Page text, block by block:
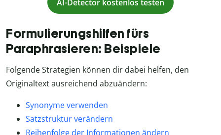
AI-Detector kostenlos testen
Formulierungshilfen fürs
Paraphrasieren: Beispiele
Folgende Strategien können dir dabei helfen, den
Originaltext ausreichend abzuändern:
Synonyme verwenden
Satzstruktur verändern
Reihenfolge der Informationen ändern